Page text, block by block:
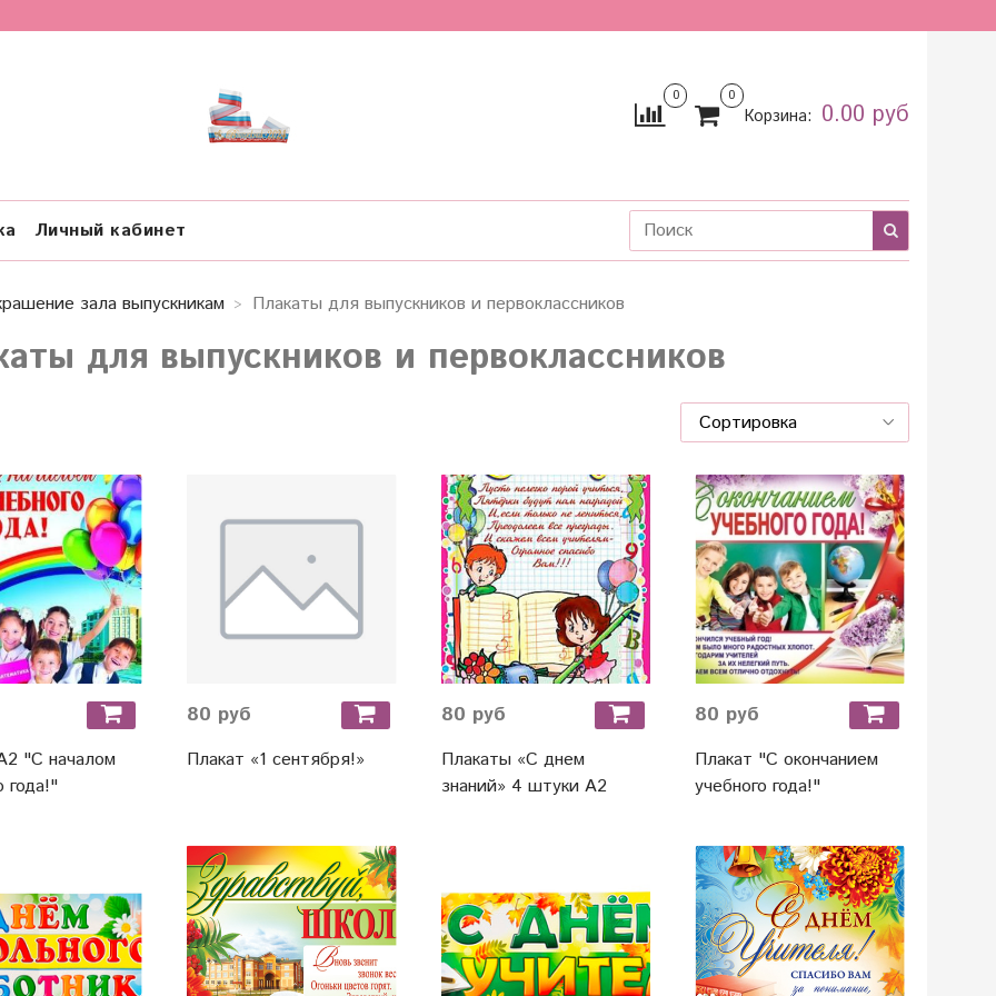
0 0
Корзина: 0.00 руб
Личный кабинет
зала выпускникам Плакаты для выпускников и первоклассников
для выпускников и первоклассников
"С началом
года!"
80 руб
Плакат «1 сентября!»
80 руб
Плакаты «С днем
знаний» 4 штуки А2
80 руб
Плакат "С окончанием
учебного года!"